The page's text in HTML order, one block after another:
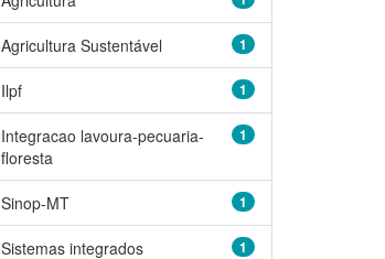
1
Agricultura Sustentável
1
Ilpf
1
Integracao lavoura-pecuaria-
floresta
1
Sinop-MT
1
Sistemas integrados